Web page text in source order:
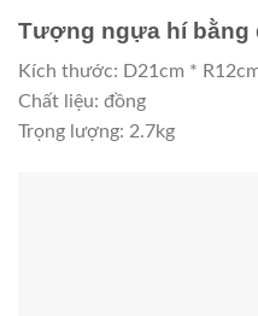
Tượng ngựa hí bằng
Kích thước: D21cm *
Chất liệu: đồng
Trọng lượng: 2.7kg